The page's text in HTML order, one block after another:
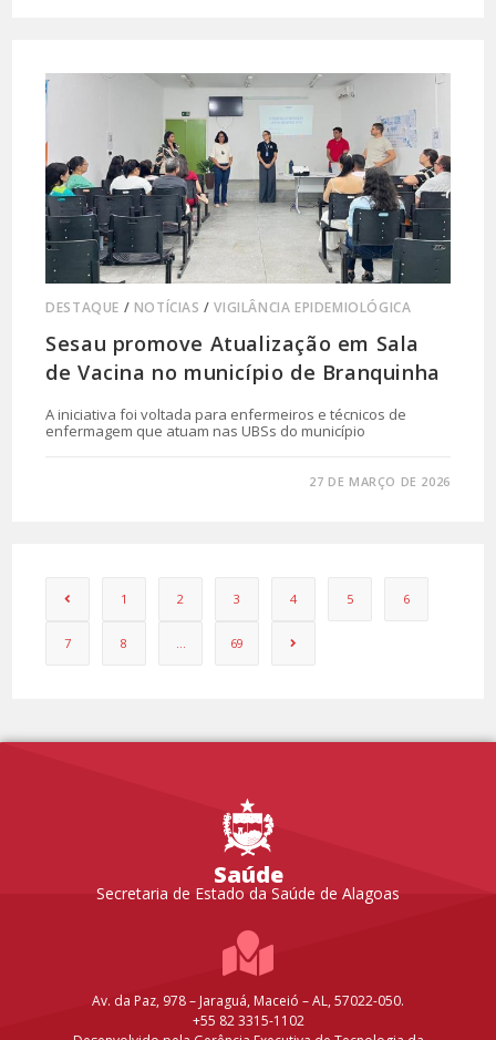
DESTAQUE / NOTÍCIAS /VIGILÂNCIA EPIDEMIOLÓGICA
Sesau promove Atualização em Sala
de Vacina no município de Branquinha
A iniciativa foi voltada para enfermeiros e técnicos de
enfermagem que atuam nas UBSs do município
27 DE MARÇO DE 2026
1 2 3 4 5 6
7 8 … 69
Saúde
Secretaria de Estado da Saúde de Alagoas
Av. da Paz, 978 – Jaraguá, Maceió – AL, 57022-050.
+55 82 3315-1102